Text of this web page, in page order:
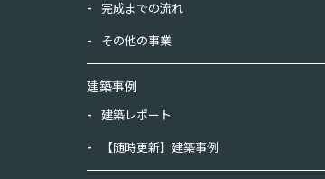
完成までの流れ
その他の事業
建築事例
建築レポート
【随時更新】建築事例